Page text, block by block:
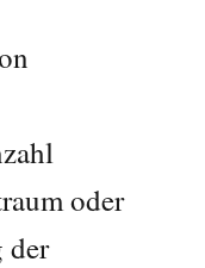
oder
der